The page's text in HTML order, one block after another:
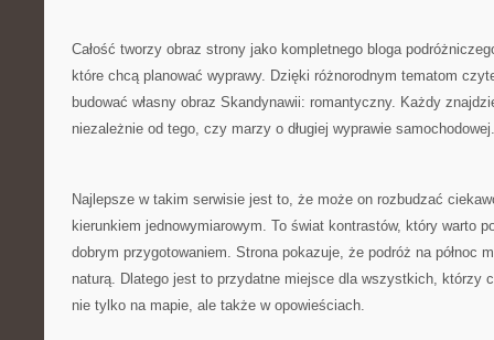
Całość tworzy obraz strony jako kompletnego bloga
które chcą planować wyprawy. Dzięki różnorodnym tematom
budować własny obraz Skandynawii: romantyczny. Każdy
niezależnie od tego, czy marzy o długiej wyprawie samochodowej.
Najlepsze w takim serwisie jest to, że może on rozbudzać
kierunkiem jednowymiarowym. To świat kontrastów, który warto
dobrym przygotowaniem. Strona pokazuje, że podróż na północ
naturą. Dlatego jest to przydatne miejsce dla wszystkich, którzy
nie tylko na mapie, ale także w opowieściach.